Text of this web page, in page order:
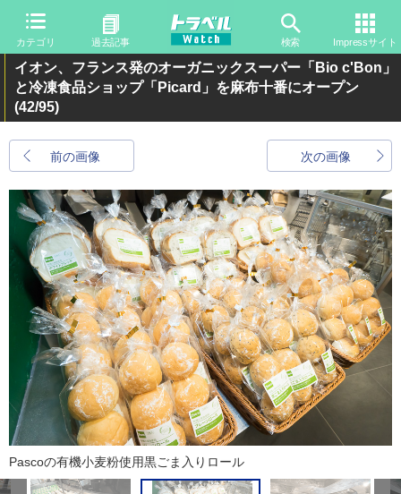
カテゴリ 過去記事 検索 Impressサイト
イオン、フランス発のオーガニックスーパー「Bio c'Bon」
と冷凍食品ショップ「Picard」を麻布十番にオープン
(42/95)
前の画像 次の画像
Pascoの有機小麦粉使用黒ごま入りロール